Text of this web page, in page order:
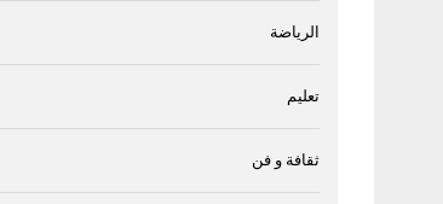
الرياضة
تعليم
ثقافة و فن